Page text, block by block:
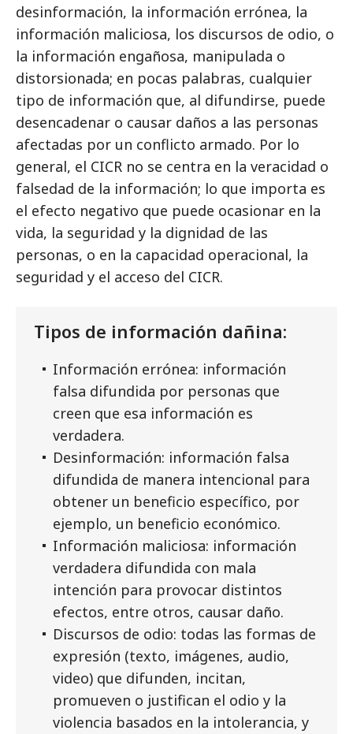
desinformación, la información errónea, la
información maliciosa, los discursos de odio, o
la información engañosa, manipulada o
distorsionada; en pocas palabras, cualquier
tipo de información que, al difundirse, puede
desencadenar o causar daños a las personas
afectadas por un conflicto armado. Por lo
general, el CICR no se centra en la veracidad o
falsedad de la información; lo que importa es
el efecto negativo que puede ocasionar en la
vida, la seguridad y la dignidad de las
personas, o en la capacidad operacional, la
seguridad y el acceso del CICR.
Tipos de información dañina:
Información errónea: información
falsa difundida por personas que
creen que esa información es
verdadera.
Desinformación: información falsa
difundida de manera intencional para
obtener un beneficio específico, por
ejemplo, un beneficio económico.
Información maliciosa: información
verdadera difundida con mala
intención para provocar distintos
efectos, entre otros, causar daño.
Discursos de odio: todas las formas de
expresión (texto, imágenes, audio,
video) que difunden, incitan,
promueven o justifican el odio y la
violencia basados en la intolerancia, y